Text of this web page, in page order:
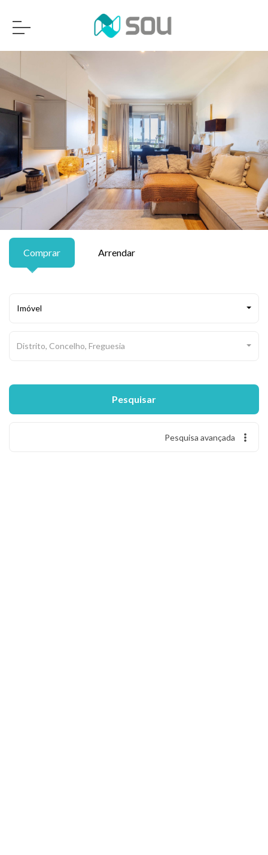
Comprar Arrendar
Imóvel
Distrito, Concelho, Freguesia
Pesquisar
Pesquisa avançada